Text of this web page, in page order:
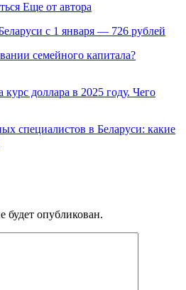
Еще от автора
с 1 января — 726 рублей
семейного капитала?
доллара в 2025 году. Чего
специалистов в Беларуси: какие
будет опубликован.